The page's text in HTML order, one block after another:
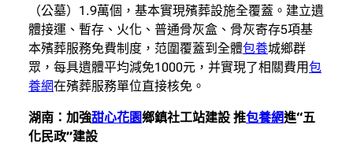
（公墓）1.9萬個，基本實現殯葬設施全覆蓋。建立遺
體接運、暫存、火化、普通骨灰盒、骨灰寄存5項基
本殯葬服務免費制度，范圍覆蓋到全體包養城鄉群
眾，每具遺體平均減免1000元，并實現了相關費用包
養網在殯葬服務單位直接核免。
湖南：加強甜心花園鄉鎮社工站建設 推包養網進“五
化民政”建設